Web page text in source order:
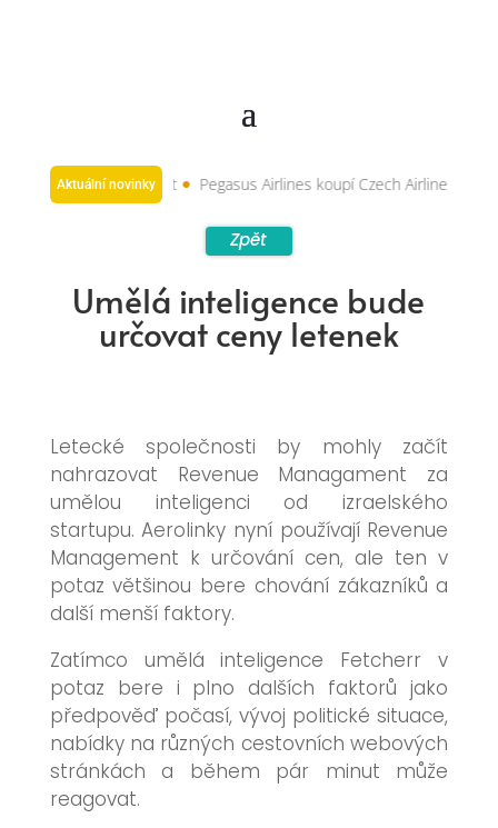
Aktuální novinky
Premium BIZ Seat Pegasus Airlines koupí Czech Airlines a
Zpět
Umělá inteligence bude
určovat ceny letenek
Letecké společnosti by mohly začít
nahrazovat Revenue Managament za
umělou inteligenci od izraelského
startupu. Aerolinky nyní používají Revenue
Management k určování cen, ale ten v
potaz většinou bere chování zákazníků a
další menší faktory.
Zatímco umělá inteligence Fetcherr v
potaz bere i plno dalších faktorů jako
předpověď počasí, vývoj politické situace,
nabídky na různých cestovních webových
stránkách a během pár minut může
reagovat.